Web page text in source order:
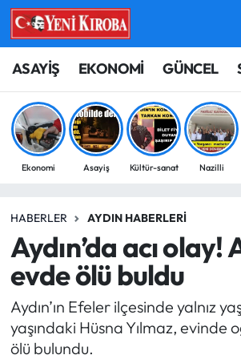
ASAYİŞ EKONOMİ GÜNCEL
Ekonomi Asayiş Kültür-sanat Nazilli
HABERLER AYDIN HABERLERI
Aydın’da acı olay!
evde ölü buldu
Aydın’ın Efeler ilçesinde yalnız
yaşındaki Hüsna Yılmaz, evinde
ölü bulundu.
ASAYİŞ
BİLİM-TEKNOLOJİ
ÇEVRE
EĞİTİM
EKONOMİ
GÜNCEL
GÜNDEM
Aydın Nöbetçi Eczaneler
Aydın Hava Durumu
Aydin Namaz Vakitleri
Süper Lig Puan Durumu ve
Tüm Manşetler
Son Dakika Haberleri
Haber Arşivi